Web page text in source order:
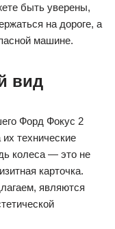
быть уверены,
на дороге, а
машине.
вид
Форд Фокус 2
технические
колеса — это не
карточка.
являются